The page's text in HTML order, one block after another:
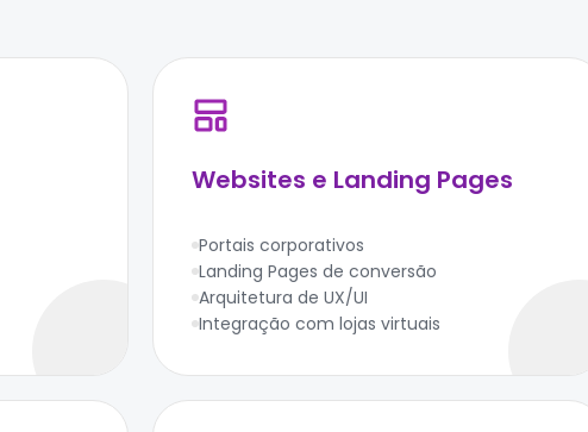
Websites e Landing Pages
Portais corporativos
Landing Pages de conversão
Arquitetura de UX/UI
Integração com lojas virtuais